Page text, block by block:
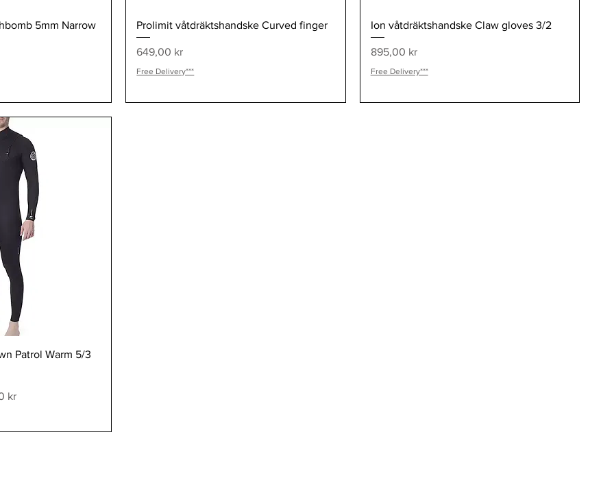
5mm Narrow
Snabbvisning
Prolimit våtdräktshandske Curved finger
Pris
649,00 kr
Free Delivery***
Snabbvisning
Ion våtdräktshandske Claw gloves 3/2
Pris
895,00 kr
Free Delivery***
Patrol Warm 5/3
kr